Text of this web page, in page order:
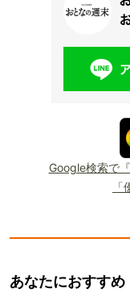
Google検索で
あなたにおすすめ